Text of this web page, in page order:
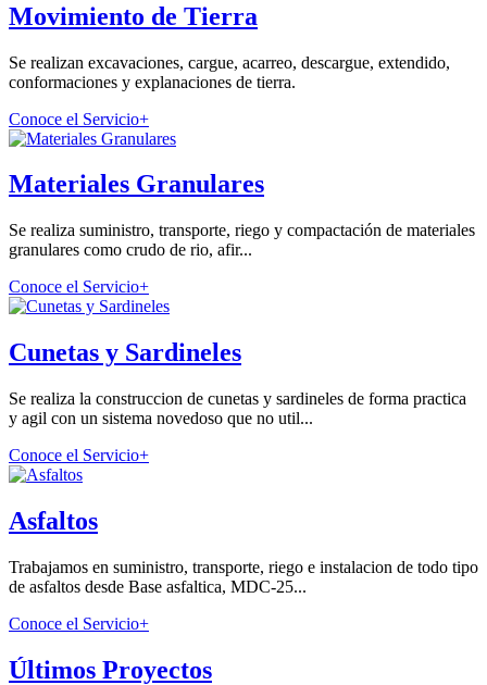
Movimiento de Tierra
Se realizan excavaciones, cargue, acarreo, descargue, extendido,
conformaciones y explanaciones de tierra.
Conoce el Servicio+
Materiales Granulares
Se realiza suministro, transporte, riego y compactación de materiales
granulares como crudo de rio, afir...
Conoce el Servicio+
Cunetas y Sardineles
Se realiza la construccion de cunetas y sardineles de forma practica
y agil con un sistema novedoso que no util...
Conoce el Servicio+
Asfaltos
Trabajamos en suministro, transporte, riego e instalacion de todo tipo
de asfaltos desde Base asfaltica, MDC-25...
Conoce el Servicio+
Últimos Proyectos